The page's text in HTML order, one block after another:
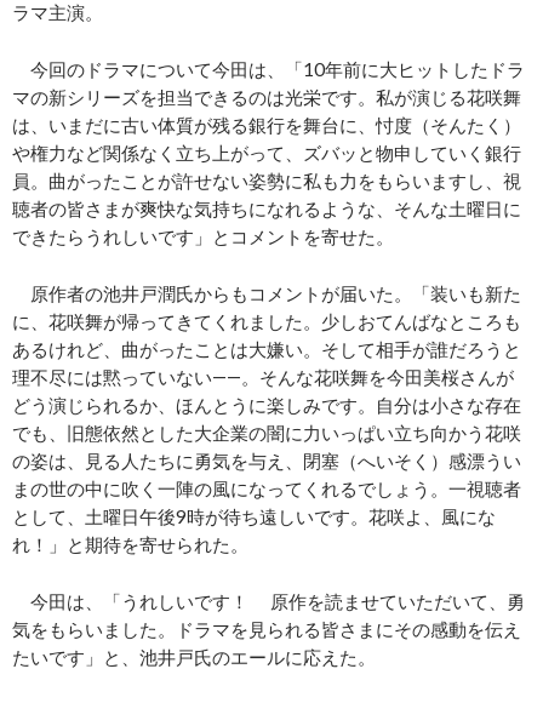
ラマ主演。
今回のドラマについて今田は、「10年前に大ヒットしたドラ
マの新シリーズを担当できるのは光栄です。私が演じる花咲舞
は、いまだに古い体質が残る銀行を舞台に、忖度（そんたく）
や権力など関係なく立ち上がって、ズバッと物申していく銀行
員。曲がったことが許せない姿勢に私も力をもらいますし、視
聴者の皆さまが爽快な気持ちになれるような、そんな土曜日に
できたらうれしいです」とコメントを寄せた。
原作者の池井戸潤氏からもコメントが届いた。「装いも新た
に、花咲舞が帰ってきてくれました。少しおてんばなところも
あるけれど、曲がったことは大嫌い。そして相手が誰だろうと
理不尽には黙っていない――。そんな花咲舞を今田美桜さんが
どう演じられるか、ほんとうに楽しみです。自分は小さな存在
でも、旧態依然とした大企業の闇に力いっぱい立ち向かう花咲
の姿は、見る人たちに勇気を与え、閉塞（へいそく）感漂うい
まの世の中に吹く一陣の風になってくれるでしょう。一視聴者
として、土曜日午後9時が待ち遠しいです。花咲よ、風にな
れ！」と期待を寄せられた。
今田は、「うれしいです！ 原作を読ませていただいて、勇
気をもらいました。ドラマを見られる皆さまにその感動を伝え
たいです」と、池井戸氏のエールに応えた。